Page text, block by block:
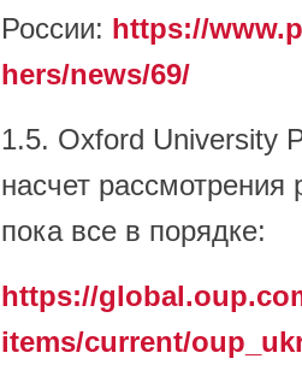
России: https://
hers/news/69/
1.5. Oxford University
насчет рассмотрения
пока все в порядке:
https://
items/current/